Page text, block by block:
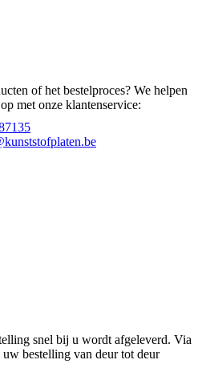
of het bestelproces? We helpen
met onze klantenservice:
snel bij u wordt afgeleverd. Via
bestelling van deur tot deur